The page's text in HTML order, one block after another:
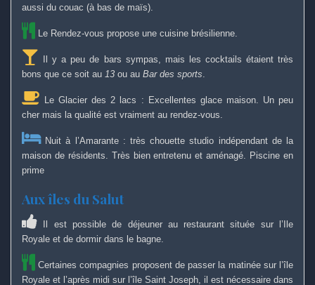
aussi du couac (à bas de maïs).
Le Rendez-vous propose une cuisine brésilienne.
Il y a peu de bars sympas, mais les cocktails étaient très
bons que ce soit au 13 ou au Bar des sports
Le Glacier des 2 lacs : Excellentes glace maison. Un peu
cher mais la qualité est vraiment au rendez-vous.
Nuit à l’Amarante : très chouette studio indépendant de la
maison de résidents. Très bien entretenu et aménagé. Piscine en
prime
Aux îles du Salut
Il est possible de déjeuner au restaurant située sur l’Ile
Royale et de dormir dans le bagne.
Certaines compagnies proposent de passer la matinée sur l’île
Royale et l’après midi sur l’île Saint Joseph, il est nécessaire dans